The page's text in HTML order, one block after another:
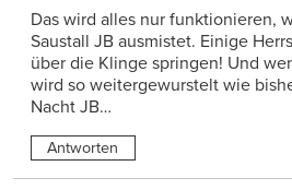
Das wird alles nur funktionieren,
Saustall JB ausmistet. Einige
über die Klinge springen! Und
wird so weitergewurstelt wie
Nacht JB…
Antworten